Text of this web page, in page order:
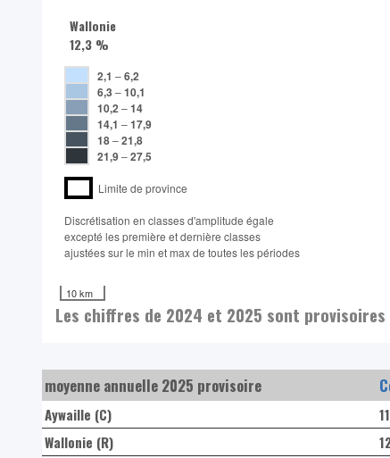
Wallonie
12,3 %
2,1 –6,2
6,3 –10,1
10,2 –14
14,1 –17,9
18–21,8
21,9–27,5
Limite de province
Discrétisation en classes d'amplitude égale​
excepté les première et dernière classes
ajustées sur le min et max de toutes les périodes
10 km
Les chiffres de 2024 et 2025 sont
moyenne annuelle 2025 provisoire
Aywaille (C)
Wallonie (R)